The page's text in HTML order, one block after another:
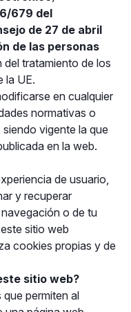
679 del
de 27 de abril
de las personas
del tratamiento de los
la UE.
en cualquier
normativas o
vigente la que
en la web.
de usuario,
y recuperar
o de tu
sitio web
cookies propias y de
sitio web?
que permiten al